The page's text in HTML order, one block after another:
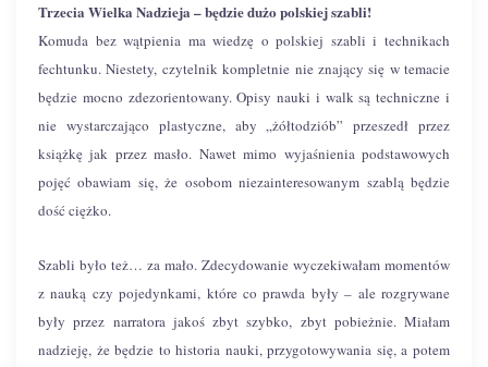
Trzecia Wielka Nadzieja – będzie dużo polskiej szabli!
Komuda bez wątpienia ma wiedzę o polskiej szabli i technikach
fechtunku. Niestety, czytelnik kompletnie nie znający się w temacie
będzie mocno zdezorientowany. Opisy nauki i walk są techniczne i
nie wystarczająco plastyczne, aby „żółtodziób” przeszedł przez
książkę jak przez masło. Nawet mimo wyjaśnienia podstawowych
pojęć obawiam się, że osobom niezainteresowanym szablą będzie
dość ciężko.
Szabli było też… za mało. Zdecydowanie wyczekiwałam momentów
z nauką czy pojedynkami, które co prawda były – ale rozgrywane
były przez narratora jakoś zbyt szybko, zbyt pobieżnie. Miałam
nadzieję, że będzie to historia nauki, przygotowywania się, a potem